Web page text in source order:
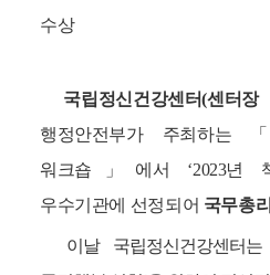
수상
국립정신건강센터(센터장
행정안전부가 주최하는
워크숍」에서 ‘2023년 책
우수기관에 선정되어 국무총
이날 국립정신건강센터는